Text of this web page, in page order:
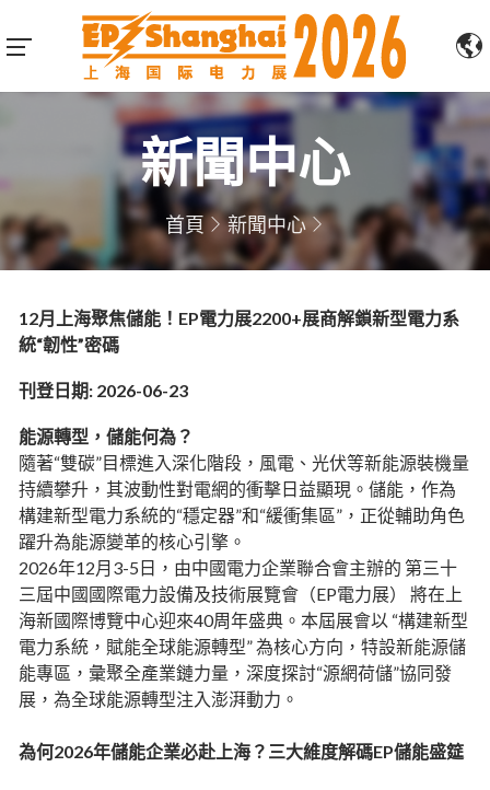
新聞中心
首頁 新聞中心
12月上海聚焦儲能！EP電力展2200+展商解鎖新型電力系
統“韌性”密碼
刊登日期: 2026-06-23
能源轉型，儲能何為？
隨著“雙碳”目標進入深化階段，風電、光伏等新能源裝機量
持續攀升，其波動性對電網的衝擊日益顯現。儲能，作為
構建新型電力系統的“穩定器”和“緩衝集區”，正從輔助角色
躍升為能源變革的核心引擎。
2026年12月3-5日，由中國電力企業聯合會主辦的 第三十
三屆中國國際電力設備及技術展覽會（EP電力展） 將在上
海新國際博覽中心迎來40周年盛典。本屆展會以 “構建新型
電力系統，賦能全球能源轉型” 為核心方向，特設新能源儲
能專區，彙聚全產業鏈力量，深度探討“源網荷儲”協同發
展，為全球能源轉型注入澎湃動力。
為何2026年儲能企業必赴上海？三大維度解碼EP儲能盛筵